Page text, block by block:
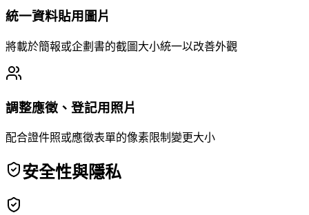
統一資料貼用圖片
將載於簡報或企劃書的截圖大小統一以改善外觀
調整應徵、登記用照片
配合證件照或應徵表單的像素限制變更大小
安全性與隱私